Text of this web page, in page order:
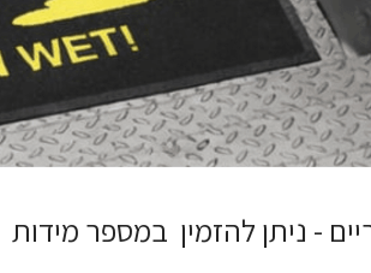
- ניתן להזמין במספר מידות